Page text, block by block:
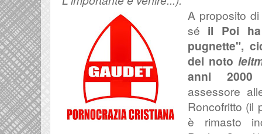
A proposito
sé il Poi
pugnette",
del noto
anni
assessore
Roncofritto (il
è rimasto